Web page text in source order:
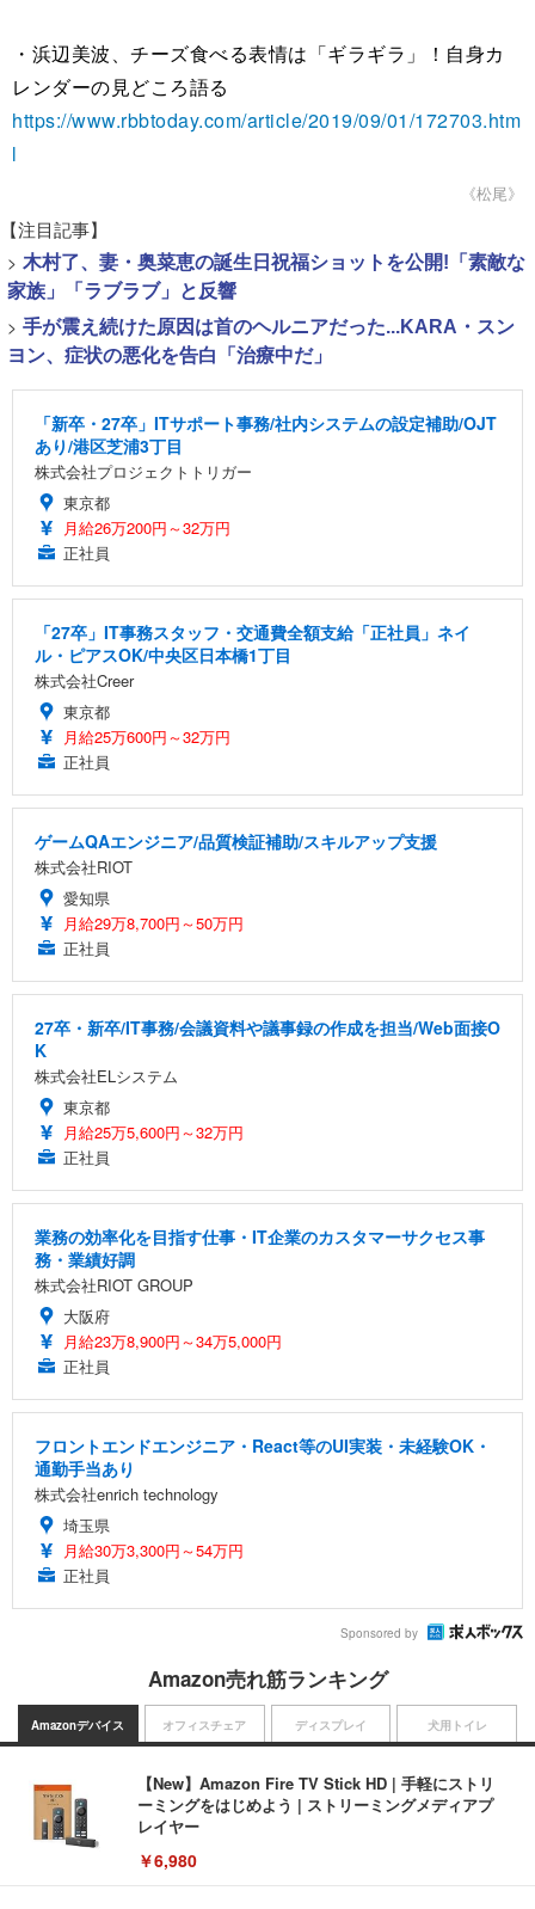
・浜辺美波、チーズ食べる表情は「ギラギラ」！自身カ
レンダーの見どころ語る
https://www.rbbtoday.com/article/2019/09/01/172703.htm
l
《松尾》
【注目記事】
> 木村了、妻・奥菜恵の誕生日祝福ショットを公開!「素敵な
家族」「ラブラブ」と反響
> 手が震え続けた原因は首のヘルニアだった...KARA・スン
ヨン、症状の悪化を告白「治療中だ」
「新卒・27卒」ITサポート事務/社内システムの設定補助/OJT
あり/港区芝浦3丁目
株式会社プロジェクトトリガー
東京都
月給26万200円～32万円
正社員
「27卒」IT事務スタッフ・交通費全額支給「正社員」ネイ
ル・ピアスOK/中央区日本橋1丁目
株式会社Creer
東京都
月給25万600円～32万円
正社員
ゲームQAエンジニア/品質検証補助/スキルアップ支援
株式会社RIOT
愛知県
月給29万8,700円～50万円
正社員
27卒・新卒/IT事務/会議資料や議事録の作成を担当/Web面接O
K
株式会社ELシステム
東京都
月給25万5,600円～32万円
正社員
業務の効率化を目指す仕事・IT企業のカスタマーサクセス事
務・業績好調
株式会社RIOT GROUP
大阪府
月給23万8,900円～34万5,000円
正社員
フロントエンドエンジニア・React等のUI実装・未経験OK・
通勤手当あり
株式会社enrich technology
埼玉県
月給30万3,300円～54万円
正社員
Sponsored by
Amazon売れ筋ランキング
Amazonデバイス
【New】Amazon Fire TV Stick HD | 手軽にストリ
ーミングをはじめよう | ストリーミングメディアプ
レイヤー
￥6,980
オフィスチェア ディスプレイ 犬用トイレ